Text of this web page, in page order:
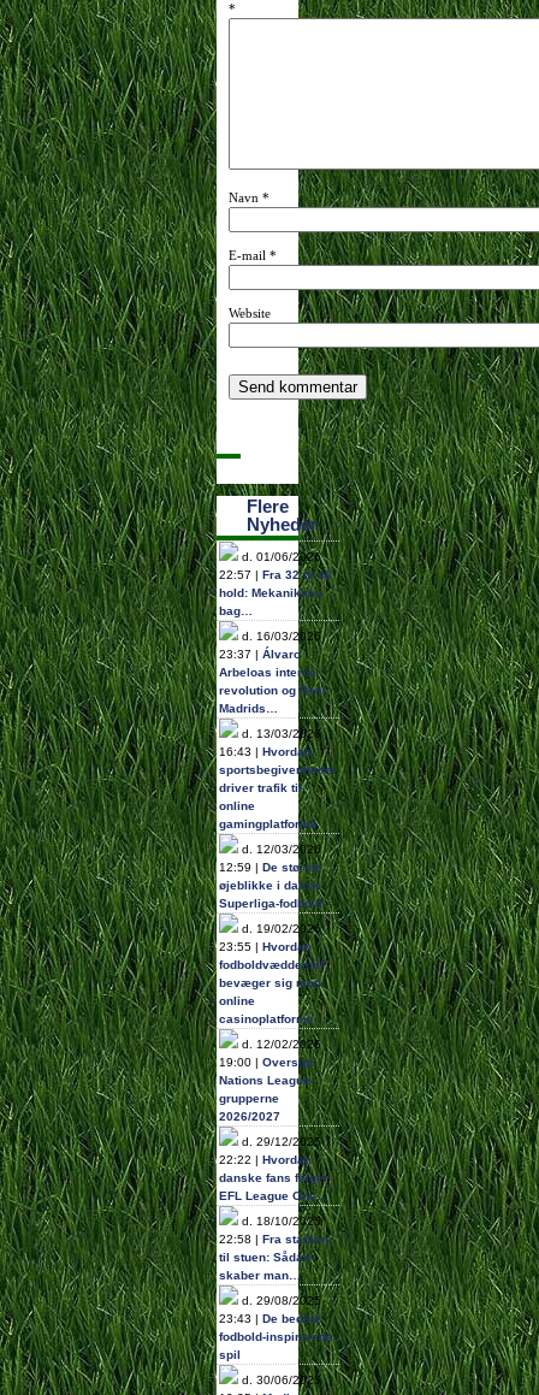
*
Navn *
E-mail *
Website
Flere
Nyheder
d. 01/06/2026
22:57 | Fra 32 til 48
hold: Mekanikken
bag…
d. 16/03/2026
23:37 | Álvaro
Arbeloas interne
revolution og Real
Madrids…
d. 13/03/2026
16:43 | Hvordan
sportsbegivenheder
driver trafik til
online
gamingplatforme
d. 12/03/2026
12:59 | De største
øjeblikke i dansk
Superliga-fodbold
d. 19/02/2026
23:55 | Hvordan
fodboldvæddemål
bevæger sig mod
online
casinoplatforme…
d. 12/02/2026
19:00 | Oversigt:
Nations League-
grupperne
2026/2027
d. 29/12/2025
22:22 | Hvordan
danske fans følger
EFL League One…
d. 18/10/2025
22:58 | Fra stadion
til stuen: Sådan
skaber man…
d. 29/08/2025
23:43 | De bedste
fodbold-inspirerede
spil
d. 30/06/2025